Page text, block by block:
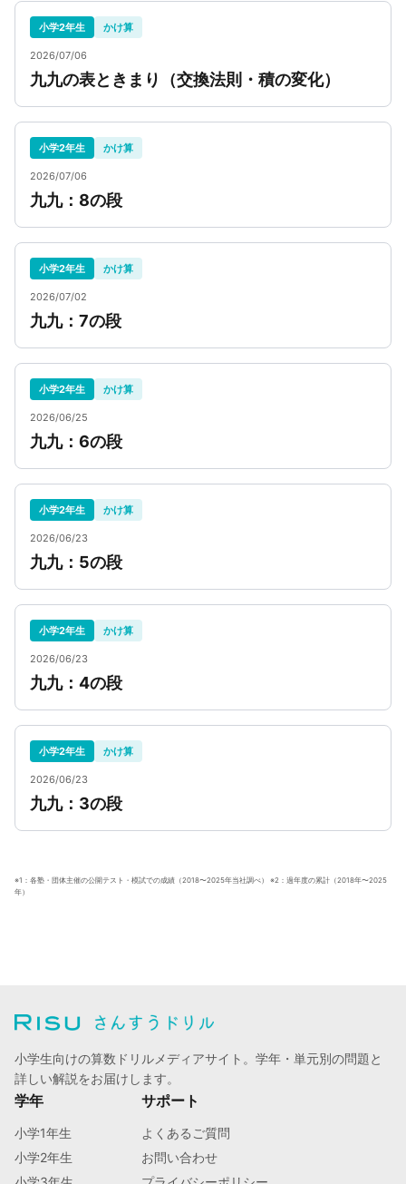
小学2年生 かけ算
2026/07/06
九九の表ときまり（交換法則・積の変化）
小学2年生 かけ算
2026/07/06
九九：8の段
小学2年生 かけ算
2026/07/02
九九：7の段
小学2年生 かけ算
2026/06/25
九九：6の段
小学2年生 かけ算
2026/06/23
九九：5の段
小学2年生 かけ算
2026/06/23
九九：4の段
小学2年生 かけ算
2026/06/23
九九：3の段
※1：各塾・団体主催の公開テスト・模試での成績（2018〜2025年当社調べ） ※2：過年度の累計（2018年〜2025
年）
小学生向けの算数ドリルメディアサイト。学年・単元別の問題と
詳しい解説をお届けします。
学年
小学1年生
小学2年生
サポート
よくあるご質問
お問い合わせ